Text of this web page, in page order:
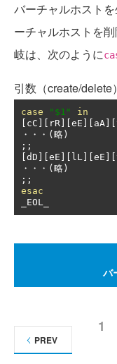
バーチャルホストを
ーチャルホストを
岐は、次のように
引数（create/
case "$1"
in
cC rR eE aA
・・・(略)
;;
dD eE lL eE
・・・(略)
;;
esac
_EOL_
バ
1
PREV